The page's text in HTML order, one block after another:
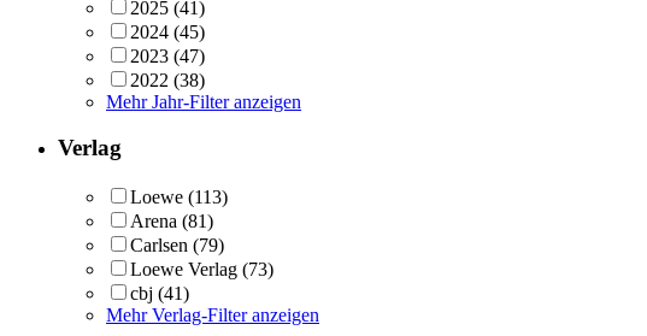
2025 (41)
2024 (45)
2023 (47)
2022 (38)
Mehr Jahr-Filter anzeigen
Verlag
Loewe (113)
Arena (81)
Carlsen (79)
Loewe Verlag (73)
cbj (41)
Mehr Verlag-Filter anzeigen